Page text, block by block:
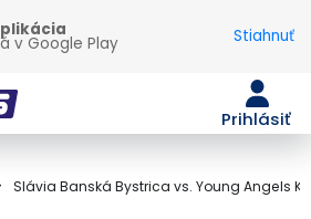
vGoogle Play Stiahnuť
Prihlásiť
Slávia Banská Bystrica vs. Young Angels